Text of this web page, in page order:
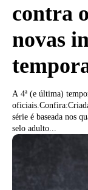
contra
novas
A 4ª (e última)
série é baseada nos
selo adulto...